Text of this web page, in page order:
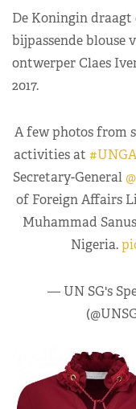
De Koningin draagt
bijpassende blouse
ontwerper Claes
2017.
A few photos from
activities at #UNGA
Secretary-General
of Foreign Affairs
Muhammad
Nigeria.
— UN SG's